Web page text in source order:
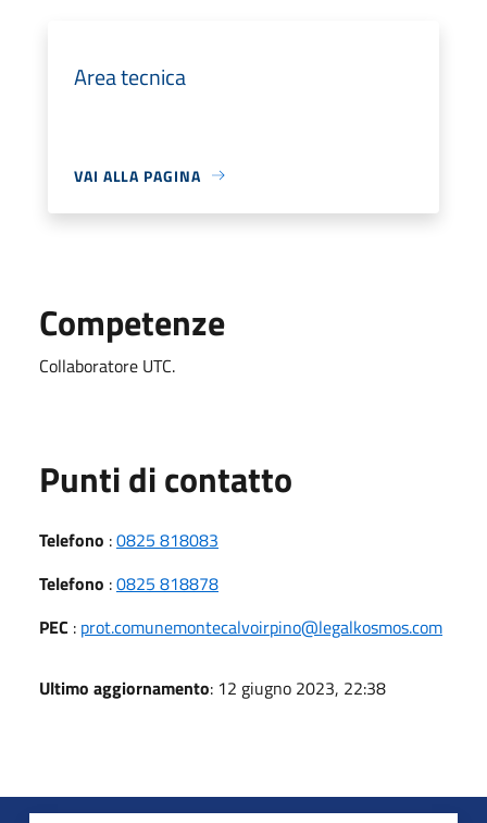
Area tecnica
VAI ALLA PAGINA
Competenze
Collaboratore UTC.
Punti di contatto
Telefono :0825 818083
Telefono :0825 818878
PEC : prot.comunemontecalvoirpino@legalkosmos.com
Ultimo aggiornamento: 12 giugno 2023, 22:38